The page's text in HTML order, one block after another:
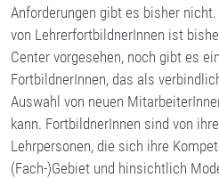
Anforderungen gibt es bisher
von LehrerfortbildnerInnen ist
Center vorgesehen, noch gibt es
FortbildnerInnen, das als
Auswahl von neuen
kann. FortbildnerInnen sind von
Lehrpersonen, die sich ihre
(Fach-)Gebiet und hinsichtlich